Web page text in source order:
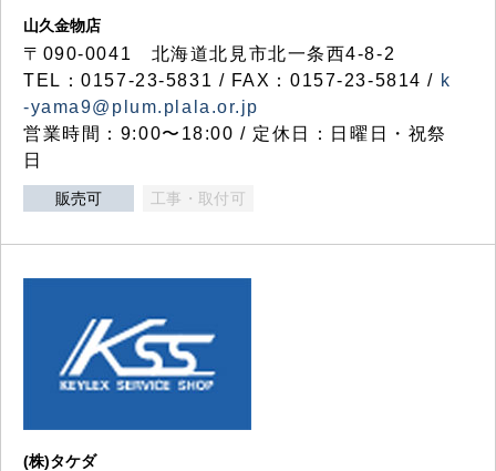
山久金物店
〒090-0041 北海道北見市北一条西4-8-2
TEL：0157-23-5831 / FAX：0157-23-5814 / k
-yama9@plum.plala.or.jp
営業時間：9:00〜18:00 / 定休日：日曜日・祝祭
日
販売可 工事・取付可
(株)タケダ